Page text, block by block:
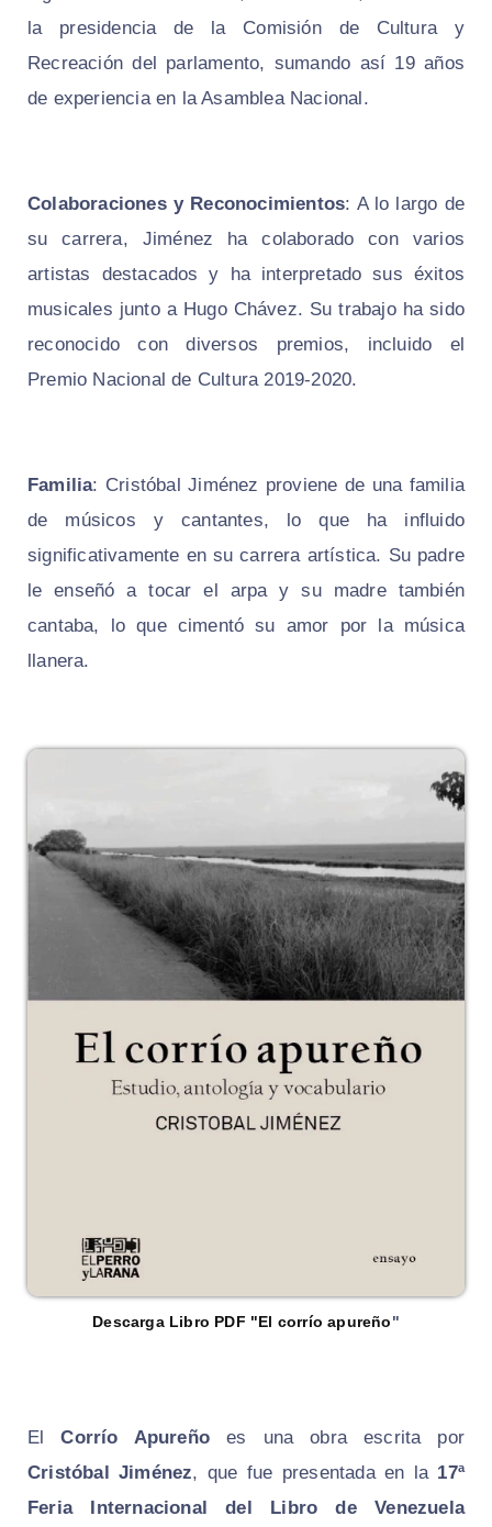
la presidencia de la Comisión de Cultura y
Recreación del parlamento, sumando así 19 años
de experiencia en la Asamblea Nacional.
Colaboraciones y Reconocimientos: A lo largo de
su carrera, Jiménez ha colaborado con varios
artistas destacados y ha interpretado sus éxitos
musicales junto a Hugo Chávez. Su trabajo ha sido
reconocido con diversos premios, incluido el
Premio Nacional de Cultura 2019-2020.
Familia: Cristóbal Jiménez proviene de una familia
de músicos y cantantes, lo que ha influido
significativamente en su carrera artística. Su padre
le enseñó a tocar el arpa y su madre también
cantaba, lo que cimentó su amor por la música
llanera.
Descarga Libro PDF "El corrío apureño "
ElCorrío Apureño es una obra escrita por
Cristóbal Jiménez, que fue presentada en la 17ª
Feria Internacional del Libro de Venezuela